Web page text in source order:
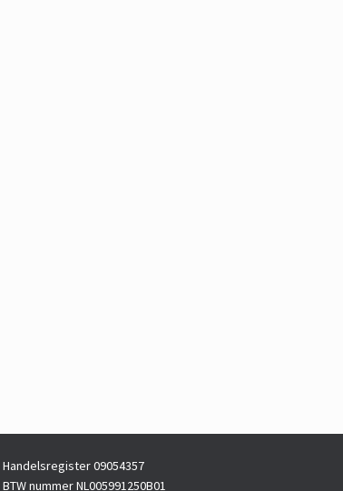
Handelsregister 09054357
BTW nummer NL005991250B01